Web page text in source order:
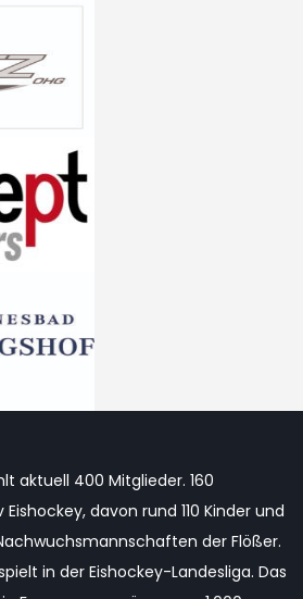
aktuell 400 Mitglieder. 160
davon rund 110 Kinder und
der Flößer.
in der Eishockey-Landesliga. Das